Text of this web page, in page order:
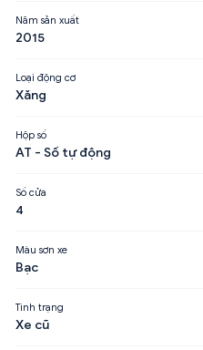
Năm sản xuất
2015
Loại động cơ
Xăng
Hộp số
AT - Số tự động
Số cửa
4
Màu sơn xe
Bạc
Tình trạng
Xe cũ